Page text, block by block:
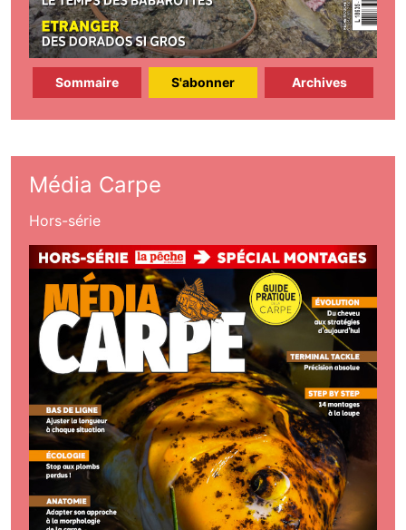
Sommaire S'abonner Archives
Média Carpe
Hors-série